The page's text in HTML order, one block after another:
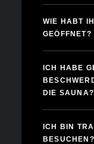
WIE HABT
GEÖFFNET?
ICH HABE
DIE SAUNA?
ICH BIN
BESUCHEN?